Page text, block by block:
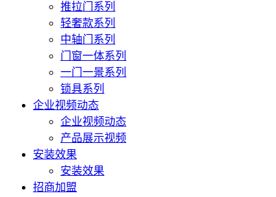
推拉门系列
轻奢款系列
中轴门系列
门窗一体系列
一门一景系列
锁具系列
企业视频动态
企业视频动态
产品展示视频
安装效果
安装效果
招商加盟